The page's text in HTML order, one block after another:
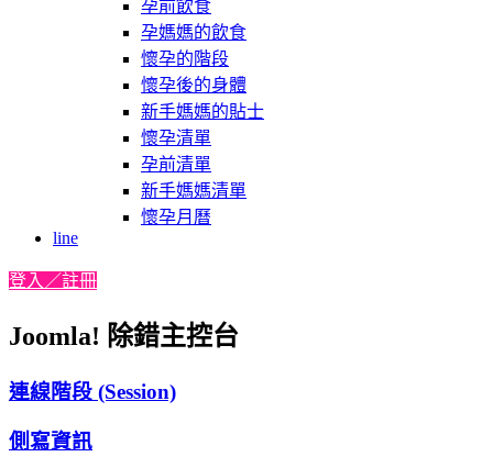
孕前飲食
孕媽媽的飲食
懷孕的階段
懷孕後的身體
新手媽媽的貼士
懷孕清單
孕前清單
新手媽媽清單
懷孕月曆
line
登入／註冊
Joomla! 除錯主控台
連線階段 (Session)
側寫資訊